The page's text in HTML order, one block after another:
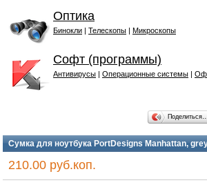
Оптика
Бинокли | Телескопы | Микроскопы
Софт (программы)
Антивирусы | Операционные системы |
Поделиться…
Сумка для ноутбука PortDesigns Manhattan,
210.00 руб.коп.